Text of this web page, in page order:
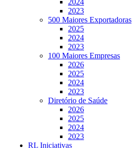
2023
500 Maiores Exportadoras
2025
2024
2023
100 Maiores Empresas
2026
2025
2024
2023
Diretório de Saúde
2026
2025
2024
2023
RL Iniciativas